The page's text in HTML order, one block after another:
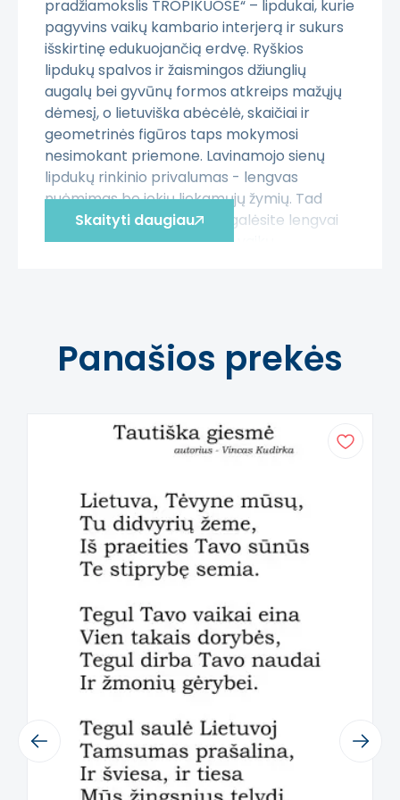
pradžiamokslis TROPIKUOSE“ – lipdukai, kurie
pagyvins vaikų kambario interjerą ir sukurs
išskirtinę edukuojančią erdvę. Ryškios
lipdukų spalvos ir žaismingos džiunglių
augalų bei gyvūnų formos atkreips mažųjų
dėmesį, o lietuviška abėcėlė, skaičiai ir
geometrinės figūros taps mokymosi
nesimokant priemone. Lavinamojo sienų
lipdukų rinkinio privalumas - lengvas
nuėmimas be jokių liekamųjų žymių. Tad
vaikams paaugus lipdukus galėsite lengvai
pakeisti įvairiais mėgiamais vaikų
Derinkite mūsų lavinamuosius sienų lipdukus
su ŠUOLIUKAI TROPIKUOSE Grindų lipdukais
tematikos sienų ir grindų lipdukus sukursite
dar įdomesnę edukuojančią ir skatinančią
Privalumai:
Greitai ir pigiai atnaujintas interjeras.
Lengvai nuimami, ant daugumos
sienų nepalieka žymių, tačiau prieš
klijuojant rekomenduojame
išmėginti priklijuojant nedidelį plotą.
Sienų lipdukai padės paslėpti sienoje
atsiradusius įbrėžimus, nelygumus.
Nepatariama interjero lipdukų
klijuoti ant nelygių, grublėtų paviršių.
Klijuojant lipduką privaloma gera
Skaityti daugiau
Panašios prekės
Previous Next